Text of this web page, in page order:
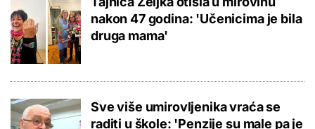
nakon 47 godina: 'Učenicima je bila
druga mama'
Sve više umirovljenika vraća se
raditi u škole: 'Penzije su male pa je